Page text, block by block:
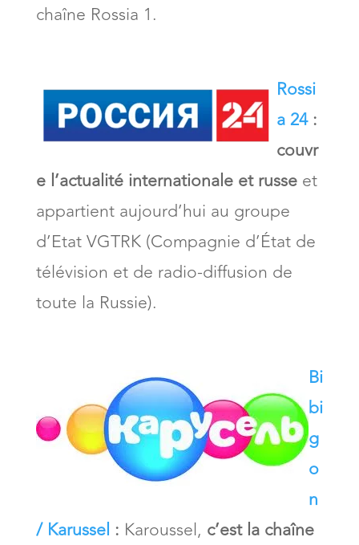
chaîne Rossia 1.
Rossi
a 24:
couvr
e l’actualité internationale et russeet
appartient aujourd’hui au groupe
d’Etat VGTRK (Compagnie d’État de
télévision et de radio-diffusion de
toute la Russie).
Bi
bi
g
o
n
/ Karussel : Karoussel, c’est la chaîne